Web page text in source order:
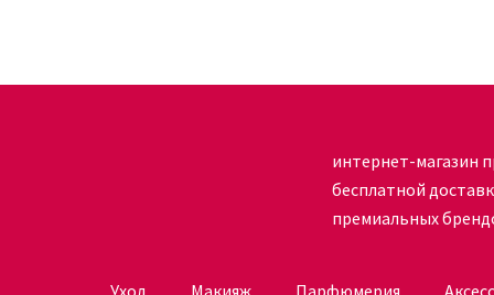
интернет-магазин
бесплатной
премиальных